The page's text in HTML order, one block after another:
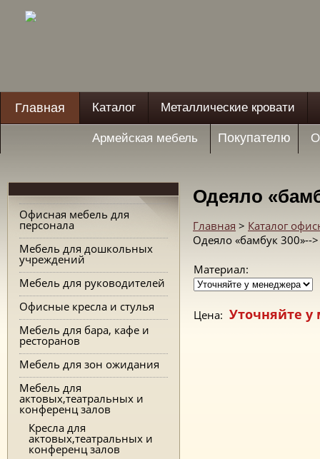
Главная Каталог Металлические кровати
Армейская мебель Покупателю
Офисная мебель для
персонала
Мебель для дошкольных
учреждений
Мебель для руководителей
Офисные кресла и стулья
Мебель для бара, кафе и
ресторанов
Мебель для зон ожидания
Мебель для
актовых,театральных и
конференц залов
Кресла для
актовых,театральных и
конференц залов
Одеяло
Главная > Каталог
Одеяло «бамбук 300»-->
Материал:
Цена: Уточняйте